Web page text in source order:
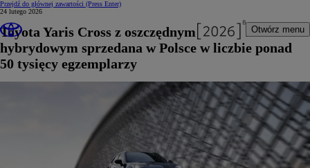
Przejdź do głównej zawartości (Press Enter)
Otwórz menu
24 lutego 2026
Toyota Yaris Cross z oszczędnym napędem
hybrydowym sprzedana w Polsce w liczbie ponad
50 tysięcy egzemplarzy